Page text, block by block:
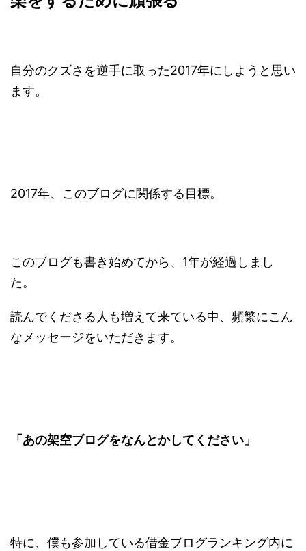
自分のクズさを逆手に取った2017年にしようと思い
ます。
2017年、このブログに関係する目標。
このブログも書き始めてから、1年が経過しまし
た。
読んでくださる人も増えて来ている中、頻繁にこん
なメッセージをいただきます。
「あの架空ブログをなんとかしてください」
特に、僕も参加している借金ブログランキング内に